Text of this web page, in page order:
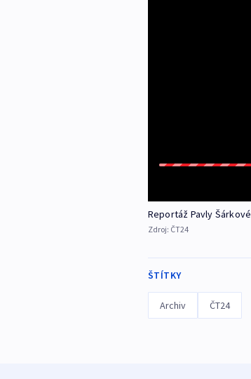
Reportáž Pavly Šárkové
Zdroj: ČT24
ŠTÍTKY
Archiv ČT24